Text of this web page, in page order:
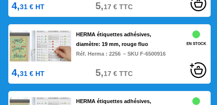
4,31 € HT 5,17 €TTC
HERMA étiquettes adhésives,
diamètre: 19 mm, rouge fluo
Réf. Herma :2256 – SKU F-6500916
EN STOCK
4,31 € HT 5,17 €TTC
HERMA étiquettes adhésives,